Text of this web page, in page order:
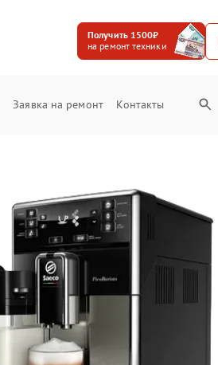
Получить 1500₽
на ремонт техники
Заявка на ремонт Контакты